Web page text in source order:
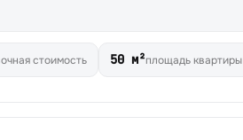
стоимость 50 м²площадь квартиры